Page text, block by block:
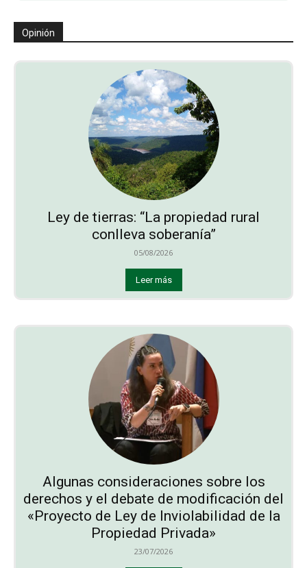
Opinión
Ley de tierras: “La propiedad rural
conlleva soberanía”
05/08/2026
Leer más
Algunas consideraciones sobre los
derechos y el debate de modificación del
«Proyecto de Ley de Inviolabilidad de la
Propiedad Privada»
23/07/2026